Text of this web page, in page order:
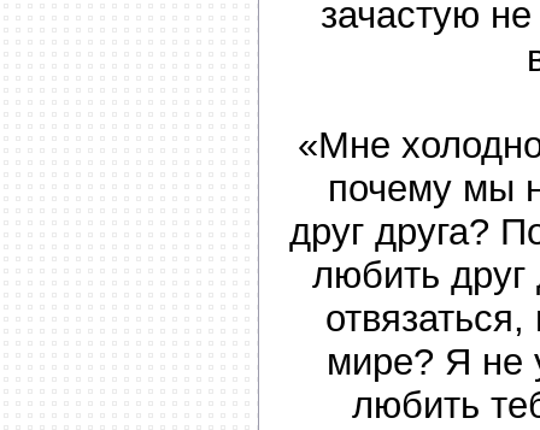
зачастую
«Мне
почему мы
друг друга?
любить друг
мире? Я не
любить